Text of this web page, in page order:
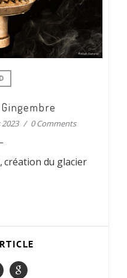
0 Comments
création du glacier